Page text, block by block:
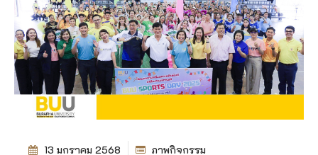
13 มกราคม 2568 ภาพกิจกรรม